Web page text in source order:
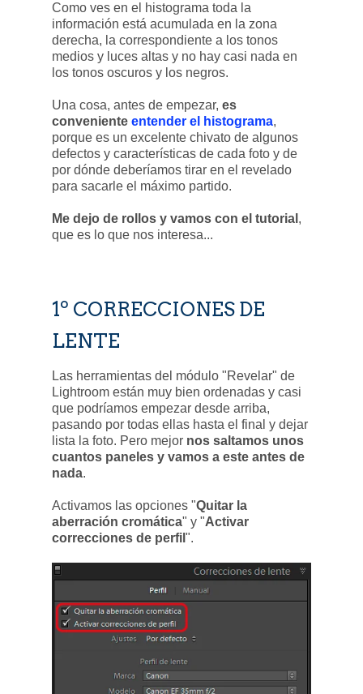
Como ves en el histograma toda la
información está acumulada en la zona
derecha, la correspondiente a los tonos
medios y luces altas y no hay casi nada en
los tonos oscuros y los negros.
Una cosa, antes de empezar, es
conveniente entender el histograma,
porque es un excelente chivato de algunos
defectos y características de cada foto y de
por dónde deberíamos tirar en el revelado
para sacarle el máximo partido.
Me dejo de rollos y vamos con el tutorial ,
que es lo que nos interesa...
1º CORRECCIONES DE
LENTE
Las herramientas del módulo "Revelar" de
Lightroom están muy bien ordenadas y casi
que podríamos empezar desde arriba,
pasando por todas ellas hasta el final y dejar
lista la foto. Pero mejor nos saltamos unos
cuantos paneles y vamos a este antes de
nada.
Activamos las opciones "Quitar la
aberración cromática" y "Activar
correcciones de perfil ".